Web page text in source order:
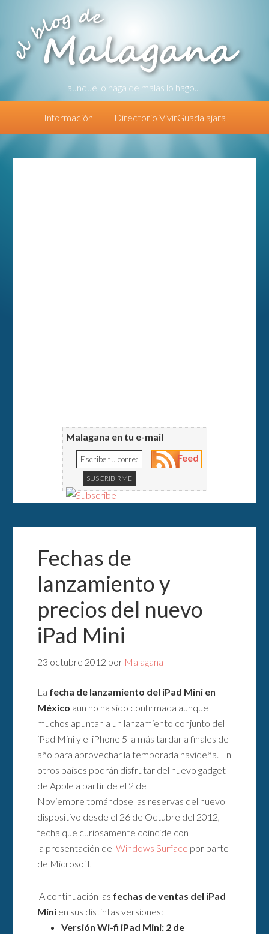
aunque lo haga de malas lo hago....
Información Directorio VivirGuadalajara
Malagana en tu e-mail
Feed
Fechas de
lanzamiento y
precios del nuevo
iPad Mini
23 octubre 2012 por Malagana
La fecha de lanzamiento del iPad Mini en
México aun no ha sido confirmada aunque
muchos apuntan a un lanzamiento conjunto del
iPad Mini y el iPhone 5 a más tardar a finales de
año para aprovechar la temporada navideña. En
otros países podrán disfrutar del nuevo gadget
de Apple a partir de el 2 de
Noviembre tomándose las reservas del nuevo
dispositivo desde el 26 de Octubre del 2012,
fecha que curiosamente coincide con
la presentación delWindows Surface por parte
de Microsoft
A continuación las fechas de ventas del iPad
Mini en sus distintas versiones:
Versión Wi-fi iPad Mini: 2 de